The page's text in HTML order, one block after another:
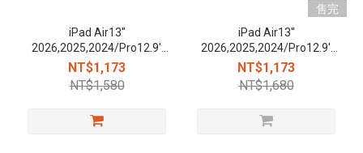
iPad Air13''
2026,2025,2024/Pro12.9''
2022,2021,2020 Ness Pro 相
機快取多角度折疊防潑水布
紋保護殼(磁扣) - 奶茶灰
NT$1,173
NT$1,580
售完
iPad Air13''
2026,2025,2024/Pro12.9''
2022,2021,2020 Ness Pro 相
機快取多角度折疊防潑水布
紋保護殼(筆槽+磁扣) - 黑
NT$1,173
NT$1,680